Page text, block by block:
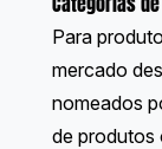
Para
mercado
nomeados
de produtos